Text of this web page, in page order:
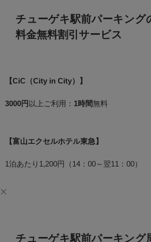
チューゲキ駅前パーキング
料金無料割引サービス
【CiC（City in City）】
3000円 以上ご利用： 1時間無料
【富山エクセルホテル東急】
1泊あたり1,200円（14：00～翌11：00）
チューゲキ駅前パーキング